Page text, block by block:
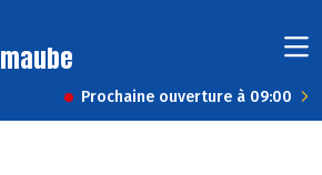
Prochaine ouverture à 09:00